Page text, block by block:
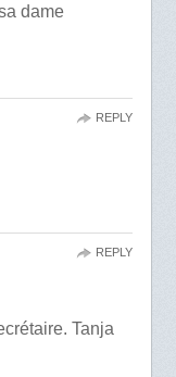
dame
REPLY
Tanja
REPLY